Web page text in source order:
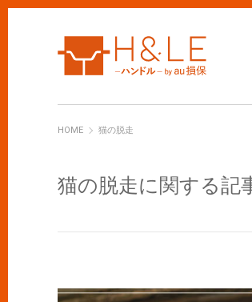
HOMEH&LE猫の脱走
猫の脱走に関する記